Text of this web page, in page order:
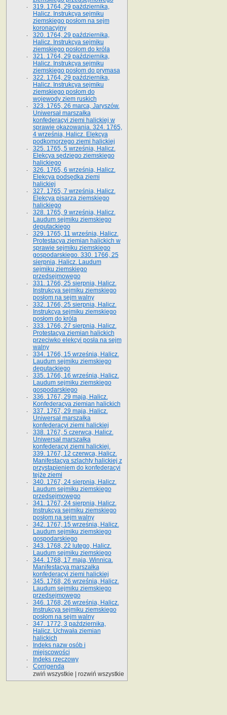
319. 1764, 29 października,
Halicz. Instrukcya sejmiku
ziemskiego posłom na sejm
koronacyjny
320. 1764, 29 października,
Halicz. Instrukcya sejmiku
ziemskiego posłom do króla
321. 1764, 29 października,
Halicz. Instrukcya sejmiku
ziemskiego posłom do prymasa
322. 1764, 29 października,
Halicz. Instrukcya sejmiku
ziemskiego posłom do
wojewody ziem ruskich
323. 1765, 26 marca, Jaryszów.
Uniwersał marszałka
konfederacyi ziemi halickiej w
sprawie okazowania. 324. 1765,
4 września, Halicz. Elekcya
podkomorzego ziemi halickiej
325. 1765, 5 września, Halicz.
Elekcya sędziego ziemskiego
halickiego
326. 1765, 6 września, Halicz.
Elekcya podsędka ziemi
halickiej
327. 1765, 7 września, Halicz.
Elekcya pisarza ziemskiego
halickiego
328. 1765, 9 września, Halicz.
Laudum sejmiku ziemskiego
deputackiego
329. 1765, 11 września, Halicz.
Protestacya ziemian halickich w
sprawie sejmiku ziemskiego
gospodarskiego. 330. 1766, 25
sierpnia, Halicz. Laudum
sejmiku ziemskiego
przedsejmowego
331. 1766, 25 sierpnia, Halicz.
Instrukcya sejmiku ziemskiego
posłom na sejm walny
332. 1766, 25 sierpnia, Halicz.
Instrukcya sejmiku ziemskiego
posłom do króla
333. 1766, 27 sierpnia, Halicz.
Protestacya ziemian halickich
przeciwko elekcyi posła na sejm
walny
334. 1766, 15 września, Halicz.
Laudum sejmiku ziemskiego
deputackiego
335. 1766, 16 września, Halicz.
Laudum sejmiku ziemskiego
gospodarskiego
336. 1767, 29 maja, Halicz.
Konfederacya ziemian halickich
337. 1767, 29 maja, Halicz.
Uniwersał marszałka
konfederacyi ziemi halickiej
338. 1767, 5 czerwca, Halicz.
Uniwersał marszałka
konfederacyi ziemi halickiej.
339. 1767, 12 czerwca, Halicz.
Manifestacya szlachty halickiej z
przystąpieniem do konfederacyi
tejże ziemi
340. 1767, 24 sierpnia, Halicz.
Laudum sejmiku ziemskiego
przedsejmowego
341. 1767, 24 sierpnia, Halicz.
Instrukcya sejmiku ziemskiego
posłom na sejm walny
342. 1767, 15 września, Halicz.
Laudum sejmiku ziemskiego
gospodarskiego
343. 1768, 22 lutego, Halicz.
Laudum sejmiku ziemskiego
344. 1768, 17 maja, Winnica.
Manifestacya marszałka
konfederacyi ziemi halickiej
345. 1768, 26 września, Halicz.
Laudum sejmiku ziemskiego
przedsejmowego
346. 1768, 26 września, Halicz.
Instrukcya sejmiku ziemskiego
posłom na sejm walny
347. 1772, 3 października,
Halicz. Uchwała ziemian
halickich
Indeks nazw osób i
miejscowości
Indeks rzeczowy
Corrigenda
zwiń wszystkie
rozwiń wszystkie